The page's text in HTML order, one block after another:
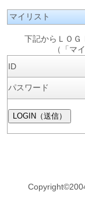
マイリスト
下記からＬＯＧ
（「マ
ID
パスワード